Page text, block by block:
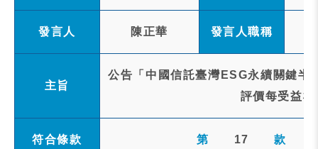
發言人 陳正華 發言人職稱
主旨
公告「中國信託臺灣ESG永續關鍵
評價每受益
符合條款 第 17 款